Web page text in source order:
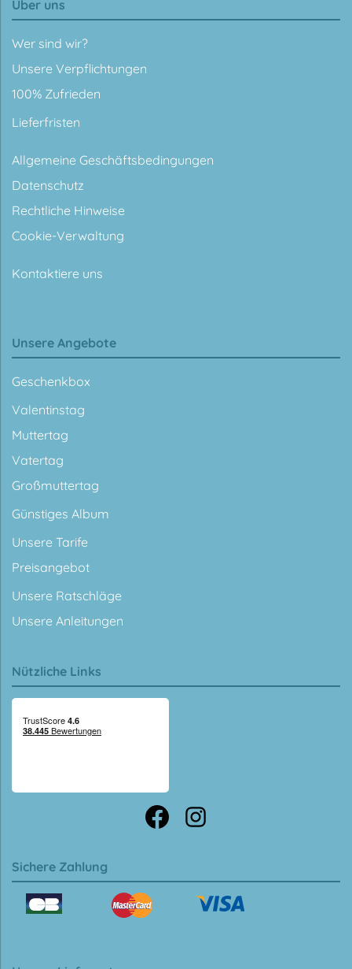
Über uns
Wer sind wir?
Unsere Verpflichtungen
100% Zufrieden
Lieferfristen
Allgemeine Geschäftsbedingungen
Datenschutz
Rechtliche Hinweise
Cookie-Verwaltung
Kontaktiere uns
Unsere Angebote
Geschenkbox
Valentinstag
Muttertag
Vatertag
Großmuttertag
Günstiges Album
Unsere Tarife
Preisangebot
Unsere Ratschläge
Unsere Anleitungen
Nützliche Links
Sichere Zahlung